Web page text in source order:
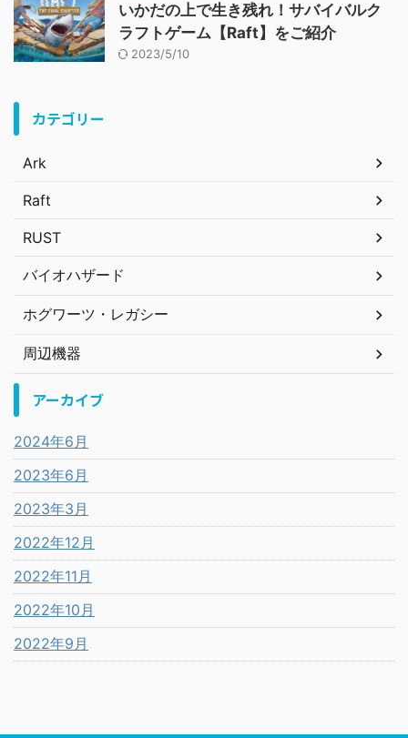
いかだの上で生き残れ！サバイバルク
ラフトゲーム【Raft】をご紹介
2023/5/10
カテゴリー
Ark
Raft
RUST
バイオハザード
ホグワーツ・レガシー
周辺機器
アーカイブ
2024年6月
2023年6月
2023年3月
2022年12月
2022年11月
2022年10月
2022年9月